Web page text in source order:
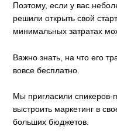
Поэтому, если у вас
решили открыть свой
минимальных затратах
Важно знать, на что его
вовсе бесплатно.
Мы пригласили спикеров-
выстроить маркетинг в
больших бюджетов.